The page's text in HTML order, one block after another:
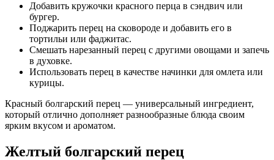
Добавить кружочки красного перца в сэндвич или
бургер.
Поджарить перец на сковороде и добавить его в
тортильи или фаджитас.
Смешать нарезанный перец с другими овощами и запечь
в духовке.
Использовать перец в качестве начинки для омлета или
курицы.
Красный болгарский перец — универсальный ингредиент,
который отлично дополняет разнообразные блюда своим
ярким вкусом и ароматом.
Желтый болгарский перец